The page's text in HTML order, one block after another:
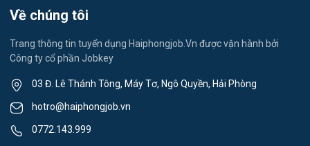
Lái xe
Tiếng Nhật
Việc làm Nam Đồng
Việc làm Tân Hưng
Về chúng tôi
Trang thông tin tuyển dụng Haiphongjob.Vn được vận hành bởi
Công ty cổ phần Jobkey
03 Đ. Lê Thánh Tông, Máy Tơ, Ngô Quyền, Hải Phòng
hotro@haiphongjob.vn
0772.143.999